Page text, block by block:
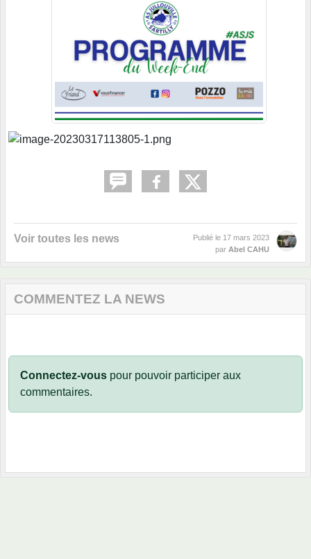
Voir toutes les news Publié le 17 mars 2023
par Abel CAHU
COMMENTEZ LA NEWS
Connectez-vous pour pouvoir participer aux
commentaires.